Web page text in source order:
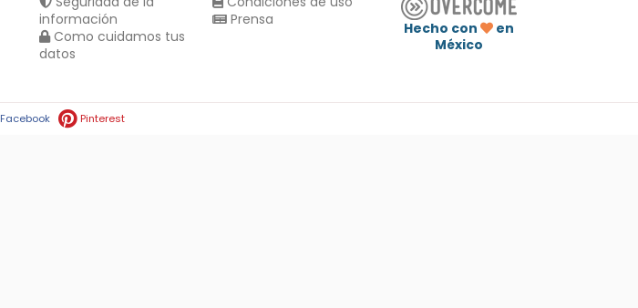
información
Como cuidamos tus
datos
Prensa
Hecho con
en
México
Facebook Pinterest